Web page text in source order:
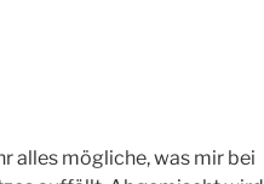
alles mögliche, was mir bei